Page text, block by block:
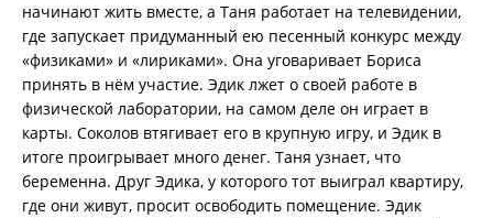
начинают жить вместе, а Таня работает на телевидении,
где запускает придуманный ею песенный конкурс между
«физиками» и «лириками». Она уговаривает Бориса
принять в нём участие. Эдик лжет о своей работе в
физической лаборатории, на самом деле он играет в
карты. Соколов втягивает его в крупную игру, и Эдик в
итоге проигрывает много денег. Таня узнает, что
беременна. Друг Эдика, у которого тот выиграл квартиру,
где они живут, просит освободить помещение. Эдик